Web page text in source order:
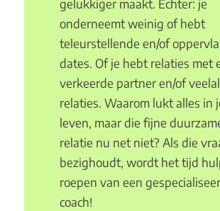
gelukkiger maakt. Echter: je
onderneemt weinig of hebt
teleurstellende en/of
dates. Of je hebt relaties met
verkeerde partner en/of
relaties. Waarom lukt alles in
leven, maar die fijne
relatie nu net niet? Als die
bezighoudt, wordt het tijd
roepen van een
coach!